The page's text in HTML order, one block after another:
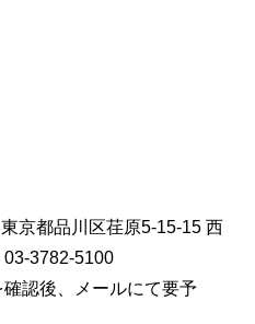
京都品川区荏原5-15-15 西
3782-5100
認後、メールにて要予